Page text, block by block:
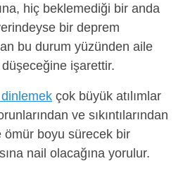
hiç beklemediği bir anda
bir deprem
bu durum yüzünden aile
işarettir.
çok büyük atılımlar
ve sıkıntılarından
ömür boyu sürecek bir
nail olacağına yorulur.